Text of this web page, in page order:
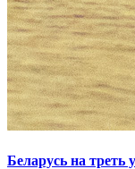
Беларусь на треть